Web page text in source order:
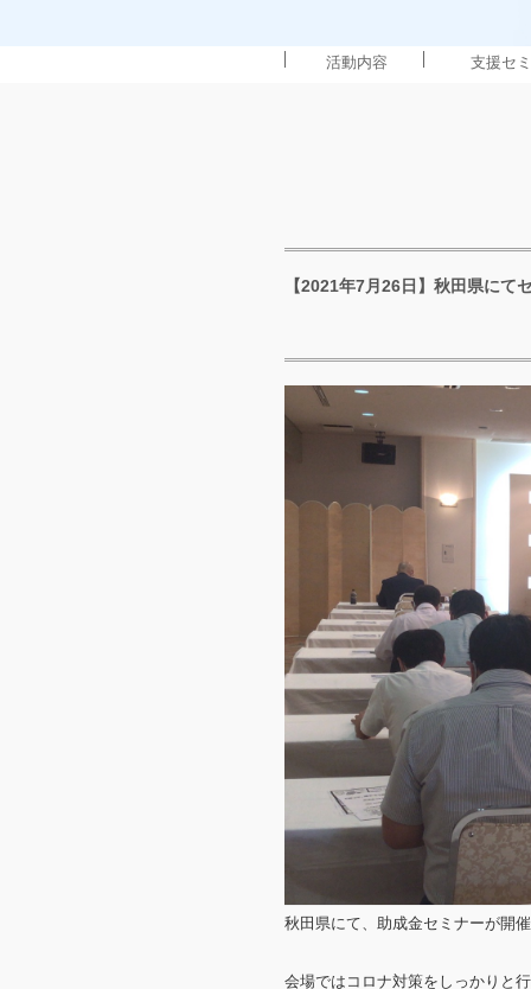
活動内容 支援セ
【2021年7月26日】秋田県にて
秋田県にて、助成金セミナーが開
会場ではコロナ対策をしっかりと